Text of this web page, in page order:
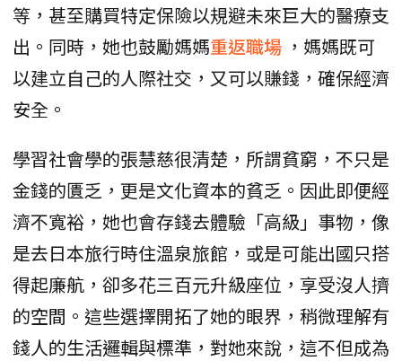
等，甚至購買特定保險以規避未來巨大的醫療支
出。同時，她也鼓勵媽媽重返職場 ，媽媽既可
以建立自己的人際社交，又可以賺錢，確保經濟
安全。
學習社會學的張慧慈很清楚，所謂貧窮，不只是
金錢的匱乏，更是文化資本的貧乏。因此即便經
濟不寬裕，她也會存錢去體驗「高級」事物，像
是去日本旅行時住溫泉旅館，或是可能出國只搭
得起廉航，卻多花三百元升級座位，享受沒人擠
的空間。這些選擇開拓了她的眼界，稍微理解有
錢人的生活邏輯與標準，對她來說，這不但成為